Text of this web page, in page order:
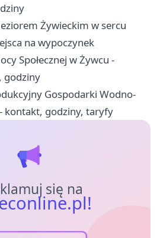
Żywieckim w sercu
na wypoczynek
Społecznej w Żywcu -
godziny
Gospodarki Wodno-
kontakt, godziny, taryfy
się na